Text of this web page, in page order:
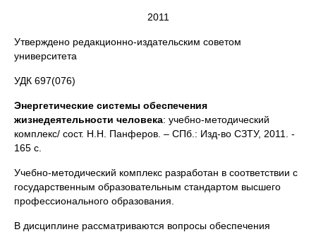
2011
Утверждено редакционно-издательским советом
университета
УДК 697(076)
Энергетические системы обеспечения
жизнедеятельности человека: учебно-методический
комплекс/ сост. Н.Н. Панферов. – СПб.: Изд-во СЗТУ, 2011. -
165 с.
Учебно-методический комплекс разработан в соответствии с
государственным образовательным стандартом высшего
профессионального образования.
В дисциплине рассматриваются вопросы обеспечения